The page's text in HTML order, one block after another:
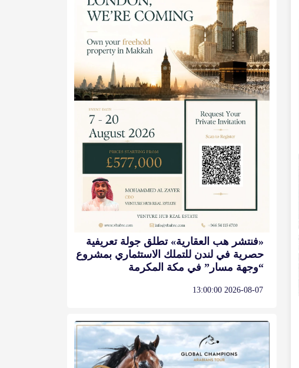
«فنتشر هب العقارية» تطلق جولة تعريفية
حصرية في لندن للتملك الاستثماري بمشروع
“وجهة مسار” في مكة المكرمة
2026-08-07 13:00:00